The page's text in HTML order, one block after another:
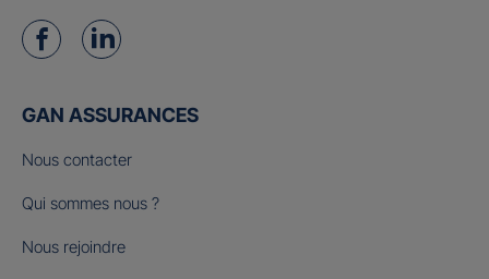
GAN ASSURANCES
Nous contacter
Qui sommes nous ?
Nous rejoindre